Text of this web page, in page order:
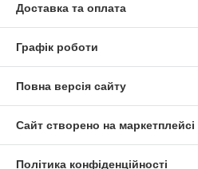
Доставка та оплата
Графік роботи
Повна версія сайту
Сайт створено на маркетплейсі
Політика конфіденційності